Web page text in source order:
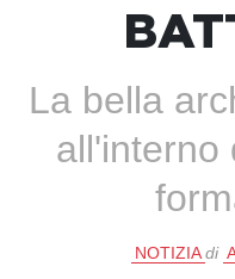
La bella
all'interno
NOTIZIA di